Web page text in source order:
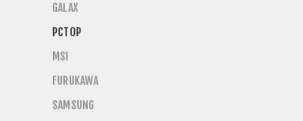
GALAX
PCTOP
MSI
FURUKAWA
SAMSUNG